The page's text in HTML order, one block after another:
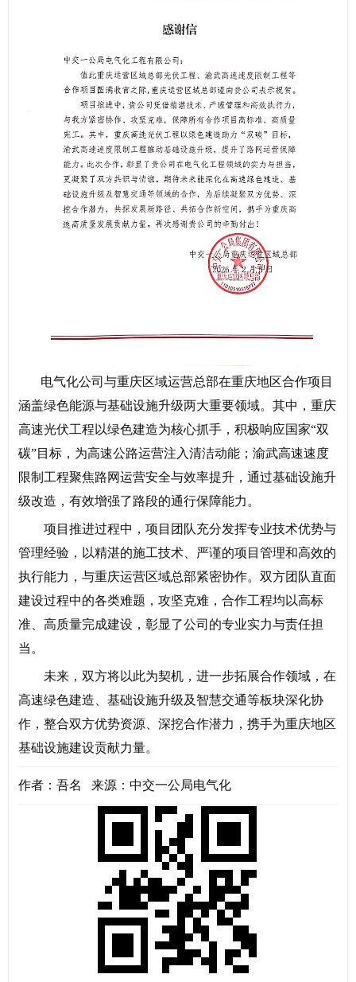
电气化公司与重庆区域运营总部在重庆地区合作项目
涵盖绿色能源与基础设施升级两大重要领域。其中，重庆
高速光伏工程以绿色建造为核心抓手，积极响应国家“双
碳”目标，为高速公路运营注入清洁动能；渝武高速速度
限制工程聚焦路网运营安全与效率提升，通过基础设施升
级改造，有效增强了路段的通行保障能力。
项目推进过程中，项目团队充分发挥专业技术优势与
管理经验，以精湛的施工技术、严谨的项目管理和高效的
执行能力，与重庆运营区域总部紧密协作。双方团队直面
建设过程中的各类难题，攻坚克难，合作工程均以高标
准、高质量完成建设，彰显了公司的专业实力与责任担
当。
未来，双方将以此为契机，进一步拓展合作领域，在
高速绿色建造、基础设施升级及智慧交通等板块深化协
作，整合双方优势资源、深挖合作潜力，携手为重庆地区
基础设施建设贡献力量。
作者：吾名 来源：中交一公局电气化